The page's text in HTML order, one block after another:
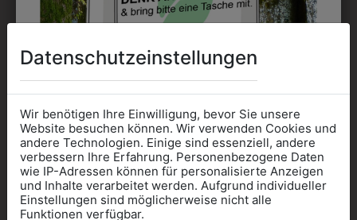
DAS KÖNNTE IHNEN
AUCH GEFALLEN
Datenschutzeinstellungen
Wir benötigen Ihre Einwilligung, bevor Sie unsere
Website besuchen können. Wir verwenden Cookies und
andere Technologien. Einige sind essenziell, andere
verbessern Ihre Erfahrung. Personenbezogene Daten
wie IP-Adressen können für personalisierte Anzeigen
und Inhalte verarbeitet werden. Aufgrund individueller
Einstellungen sind möglicherweise nicht alle
Funktionen verfügbar.
Informationen wenn Sie
Kleidung